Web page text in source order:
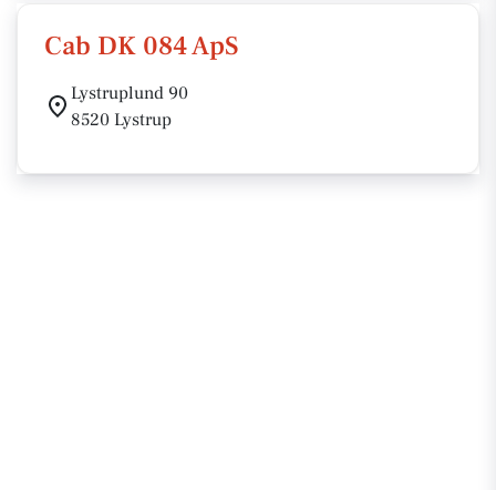
Cab DK 084 ApS
Lystruplund 90
8520 Lystrup